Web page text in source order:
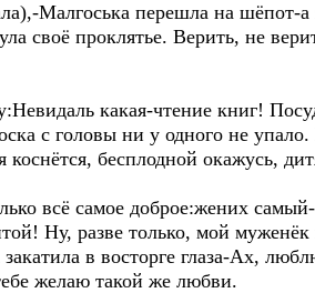
Малгоська перешла на шёпот-
своё проклятье. Верить, не
какая-чтение книг!
с головы ни у одного не
бесплодной окажусь,
всё самое доброе:жених
Ну, разве только, мой
в восторге глаза-Ах,
желаю такой же любви.